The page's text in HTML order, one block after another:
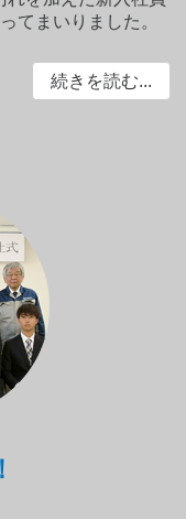
てまいりました。
続きを読む...